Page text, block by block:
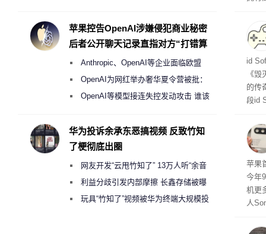
务
战
id
《
的传
段id
苹果
今年
机更
人
蓝
度
苹果控告OpenAI涉嫌侵犯商业秘密
后者公开聊天记录直指对方“打错算
Anthropic、OpenAI等企业面临欧盟
《人工智能法案》全新执法权限审查
OpenAI为网红举办奢华夏令营被批：
2000美元一晚 遭讽“反乌托邦”
OpenAI等模型接连失控发动攻击 谁该
华为投诉余承东恶搞视频 反致竹知
了梗彻底出圈
网友开发“云甩竹知了” 13万人听“余音
绕梁”利益分歧引发内部摩擦 长鑫存储被曝
曾将华为驻场工程师驱逐出研发基地
玩具“竹知了”视频被华为终端大规模投